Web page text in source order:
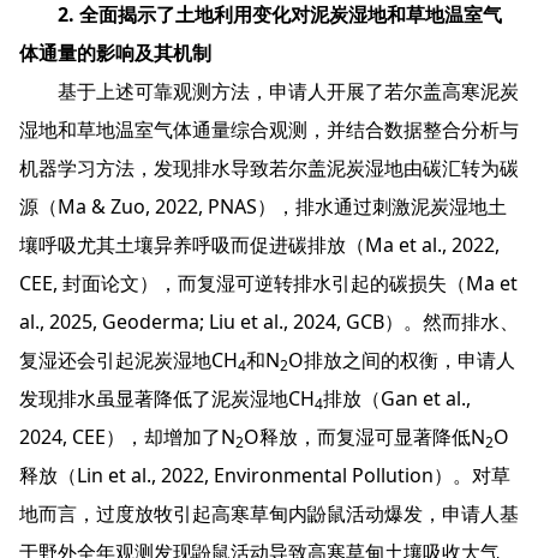
2. 全面揭示了土地利用变化对泥炭湿地和草地温室气
体通量的影响及其机制
基于上述可靠观测方法，申请人开展了若尔盖高寒泥炭
湿地和草地温室气体通量综合观测，并结合数据整合分析与
机器学习方法，发现排水导致若尔盖泥炭湿地由碳汇转为碳
源（Ma & Zuo, 2022, PNAS），排水通过刺激泥炭湿地土
壤呼吸尤其土壤异养呼吸而促进碳排放（Ma et al., 2022,
CEE, 封面论文），而复湿可逆转排水引起的碳损失（Ma et
al., 2025, Geoderma; Liu et al., 2024, GCB）。然而排水、
复湿还会引起泥炭湿地CH4和N2O排放之间的权衡，申请人
发现排水虽显著降低了泥炭湿地CH4排放（Gan et al.,
2024, CEE），却增加了N2O释放，而复湿可显著降低N2O
释放（Lin et al., 2022, Environmental Pollution）。对草
地而言，过度放牧引起高寒草甸内鼢鼠活动爆发，申请人基
于野外全年观测发现鼢鼠活动导致高寒草甸土壤吸收大气